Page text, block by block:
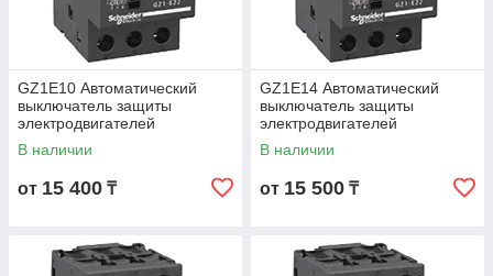
GZ1E10 Автоматический
выключатель защиты
электродвигателей
мощностью до 2.2кВт, на токи
4 - 6.3А
В наличии
от 15 400 ₸
GZ1E14 Автоматический
выключатель защиты
электродвигателей
мощностью до 4кВт, на токи 6
- 10А
В наличии
от 15 500 ₸